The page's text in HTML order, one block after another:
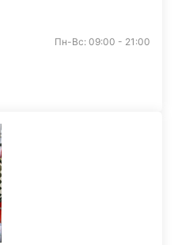
Пн-Вс: 09:00 - 21:00